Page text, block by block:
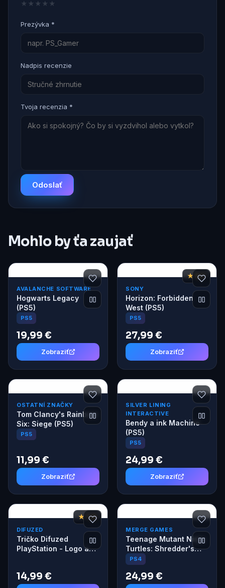
★
★
★
★
★
Prezývka *
Nadpis recenzie
Tvoja recenzia *
Odoslať
Mohlo by ťa zaujať
AVALANCHE SOFTWARE
Hogwarts Legacy
(PS5)
PS5
19,99 €
Zobraziť
★ 8,7
SONY
Horizon: Forbidden
West (PS5)
PS5
27,99 €
Zobraziť
OSTATNÍ ZNAČKY
Tom Clancy's Rainbow
Six: Siege (PS5)
PS5
11,99 €
Zobraziť
SILVER LINING
INTERACTIVE
Bendy a ink Machine
(PS5)
PS5
24,99 €
Zobraziť
★ 7,8
DIFUZED
Tričko Difuzed
PlayStation - Logo a
14,99 €
MERGE GAMES
Teenage Mutant Ninja
Turtles: Shredder's
Revenge (PS4)
PS4
24,99 €